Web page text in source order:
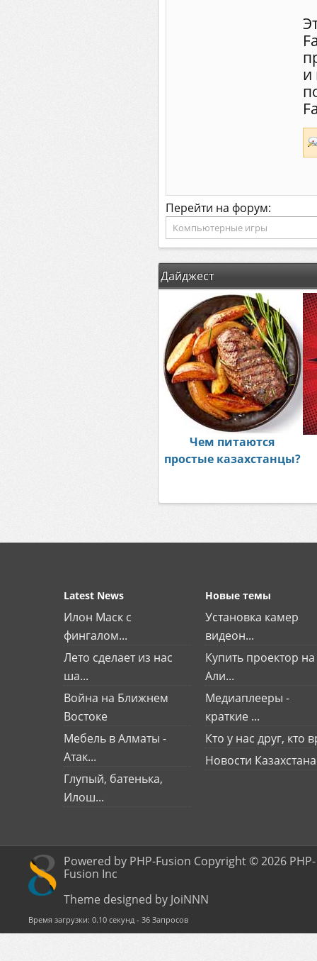
и
Перейти на форум:
Дайджест
Чем питаются
простые казахстанцы?
Latest News
Илон Маск с
фингалом...
Лето сделает из нас
ша...
Война на Ближнем
Востоке
Мебель в Алматы -
Атак...
Глупый, батенька,
Илош...
Новые темы
Установка камер
видеон...
Купить проектор на
Али...
Медиаплееры -
краткие ...
Кто у нас друг, кто
Новости Казахстана
Powered by PHP-Fusion Copyright © 2026 PHP-
Fusion Inc
Theme designed by JoiNNN
Время загрузки: 0.10 секунд - 36 Запросов